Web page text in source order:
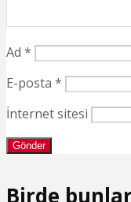
Ad *
E-posta *
İnternet sitesi
Birde